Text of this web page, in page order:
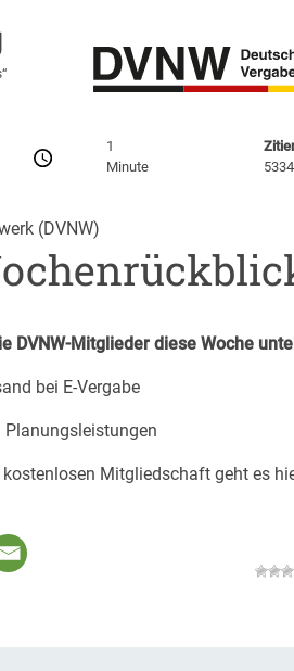
1
Minute
(DVNW)
DVNW-Mitglieder diese Woche
bei E-Vergabe
Mitgliedschaft geht es